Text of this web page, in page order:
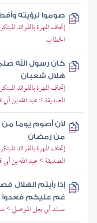
صوموا لرؤيته
إتحاف المهرة بالفوائد
الخطاب
كان رسول الله
هلال شعبان
إتحاف المهرة بالفوائد
الصديقة > عبد الله بن
لأن أصوم يوما
من رمضان
إتحاف المهرة بالفوائد
الصديقة > عبد الله بن
إذا رأيتم الهلال
غم عليكم فعدوا
مسند أبي يعلى الموصلي >